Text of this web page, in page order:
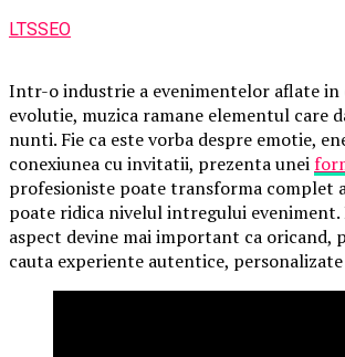
LTSSEO
Intr-o industrie a evenimentelor aflate
evolutie, muzica ramane elementul care
nunti. Fie ca este vorba despre emotie,
conexiunea cu invitatii, prezenta unei
profesioniste poate transforma complet
poate ridica nivelul intregului eveniment.
aspect devine mai important ca oricand,
cauta experiente autentice, personalizate